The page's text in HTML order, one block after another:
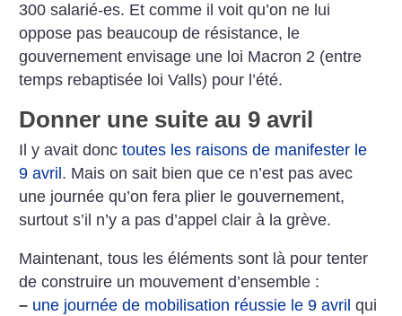
300 salarié-es. Et comme il voit qu’on ne lui
oppose pas beaucoup de résistance, le
gouvernement envisage une loi Macron 2 (entre
temps rebaptisée loi Valls) pour l’été.
Donner une suite au 9 avril
Il y avait donctoutes les raisons de manifester le
9 avril. Mais on sait bien que ce n’est pas avec
une journée qu’on fera plier le gouvernement,
surtout s’il n’y a pas d’appel clair à la grève.
Maintenant, tous les éléments sont là pour tenter
de construire un mouvement d’ensemble :
– une journée de mobilisation réussie le 9 avril qui